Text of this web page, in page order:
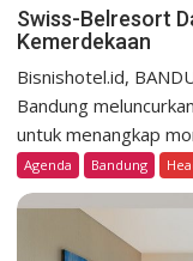
Swiss-Belresort
Kemerdekaan
Bisnishotel.id,
Bandung
untuk menangkap
Agenda Bandung